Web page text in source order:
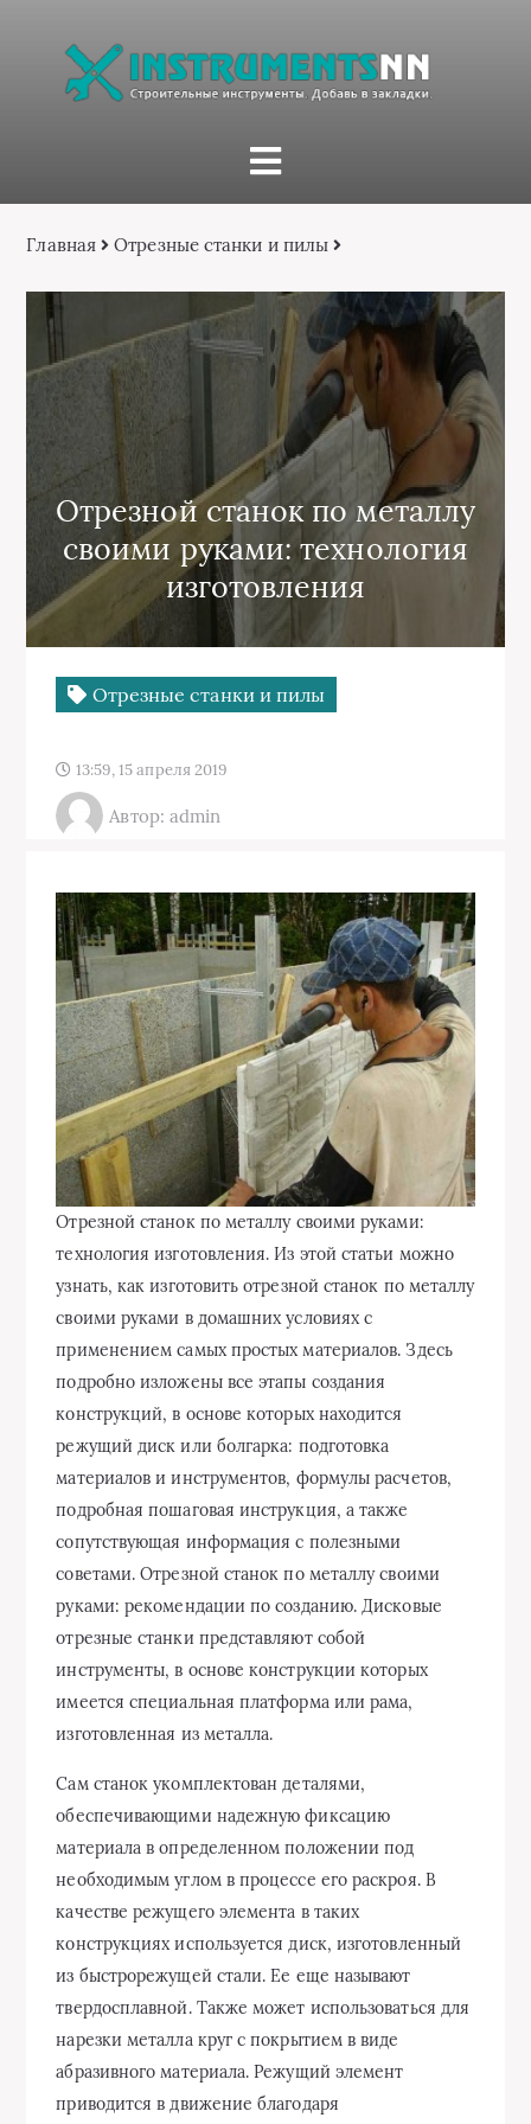
Главная Отрезные станки и пилы
Отрезной станок по металлу
своими руками: технология
изготовления
Отрезные станки и пилы
13:59, 15 апреля 2019
Автор: admin
Отрезной станок по металлу своими руками:
технология изготовления. Из этой статьи можно
узнать, как изготовить отрезной станок по металлу
своими руками в домашних условиях с
применением самых простых материалов. Здесь
подробно изложены все этапы создания
конструкций, в основе которых находится
режущий диск или болгарка: подготовка
материалов и инструментов, формулы расчетов,
подробная пошаговая инструкция, а также
сопутствующая информация с полезными
советами. Отрезной станок по металлу своими
руками: рекомендации по созданию. Дисковые
отрезные станки представляют собой
инструменты, в основе конструкции которых
имеется специальная платформа или рама,
изготовленная из металла.
Сам станок укомплектован деталями,
обеспечивающими надежную фиксацию
материала в определенном положении под
необходимым углом в процессе его раскроя. В
качестве режущего элемента в таких
конструкциях используется диск, изготовленный
из быстрорежущей стали. Ее еще называют
твердосплавной. Также может использоваться для
нарезки металла круг с покрытием в виде
абразивного материала. Режущий элемент
приводится в движение благодаря